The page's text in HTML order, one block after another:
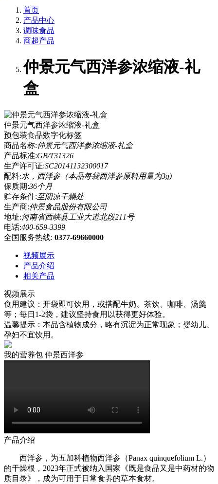
首页
产品中心
调味食品
商超产品
仲景元气西洋参浓缩液-礼
盒
仲景元气西洋参浓缩液-礼盒
预包装食品数字化标签
商品名称:仲景元气西洋参浓缩液-礼盒
产品标准:GB/T31326
生产许可证:SC20141132300017
配料:水，西洋参（本品每袋西洋参原料用量为3g)
保质期:36个月
贮存条件:至阴凉干燥处
生产商:仲景食品股份有限公司
地址:河南省西峡县工业大道北段211号
电话:400-659-3399
全国服务热线: 0377-69660000
视频展示
产品介绍
相关产品
视频展示
食用建议：开袋即可饮用，或搭配牛奶、茶饮、咖啡、汤羹
等；每日1-2袋，建议坚持食用以获得更好体验。
温馨提示：本品含植物成分，略有沉淀为正常现象；婴幼儿、
孕妇不宜饮用。
我的营养包 仲景西洋参
产品介绍
西洋参，为五加科植物西洋参（Panax quinquefolium L.）
的干燥根，2023年正式被纳入国家《既是食品又是中药材的物
质目录》，成为可用于日常食养的草本食材。